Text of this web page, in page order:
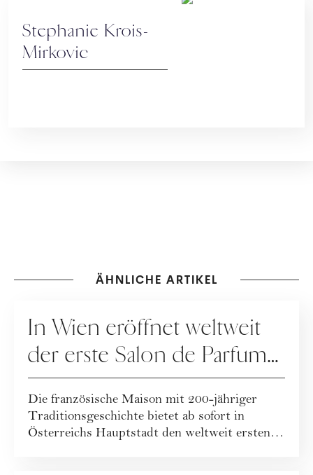
Stephanie Krois-
Mirkovic
ÄHNLICHE ARTIKEL
In Wien eröffnet weltweit
der erste Salon de Parfums
von Guerlain
Die französische Maison mit 200-jähriger
Traditionsgeschichte bietet ab sofort in
Österreichs Hauptstadt den weltweit ersten